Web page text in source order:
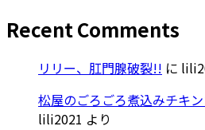
Recent Comments
リリー、肛門腺破裂!! に
松屋のごろごろ煮込みチキン
lili2021 より